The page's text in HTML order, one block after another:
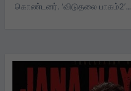
கொண்டனர். ‘விடுதலை பாகம்2’…